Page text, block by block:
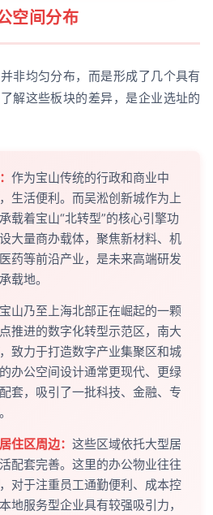
空间分布
非均匀分布，而是形成了几个具有
解这些板块的差异，是企业选址的
作为宝山传统的行政和商业中
生活便利。而吴淞创新城作为上
载着宝山“北转型”的核心引擎功
大量商办载体，聚焦新材料、机
药等前沿产业，是未来高端研发
载地。
山乃至上海北部正在崛起的一颗
推进的数字化转型示范区，南大
致力于打造数字产业集聚区和城
办公空间设计通常更现代、更绿
套，吸引了一批科技、金融、专
住区周边： 这些区域依托大型居
配套完善。这里的办公物业往往
对于注重员工通勤便利、成本控
地服务型企业具有较强吸引力，